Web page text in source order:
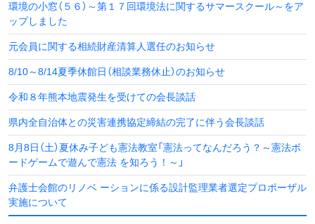
環境の小窓（５６）～第１７回環境法に関するサマースクール～をア
ップしました
元会員に関する相続財産清算人選任のお知らせ
8/10～8/14夏季休館日（相談業務休止）のお知らせ
令和８年熊本地震発生を受けての会長談話
県内全自治体との災害連携協定締結の完了に伴う会長談話
8月8日（土）夏休み子ども憲法教室「憲法ってなんだろう？～憲法ボ
ードゲームで遊んで憲法 を知ろう！～」
弁護士会館のリノベ ーションに係る設計監理業者選定プロポーザル
実施について